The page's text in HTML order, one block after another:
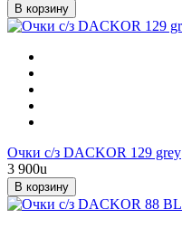
В корзину
Очки с/з DACKOR 129 grey
3 900u
В корзину